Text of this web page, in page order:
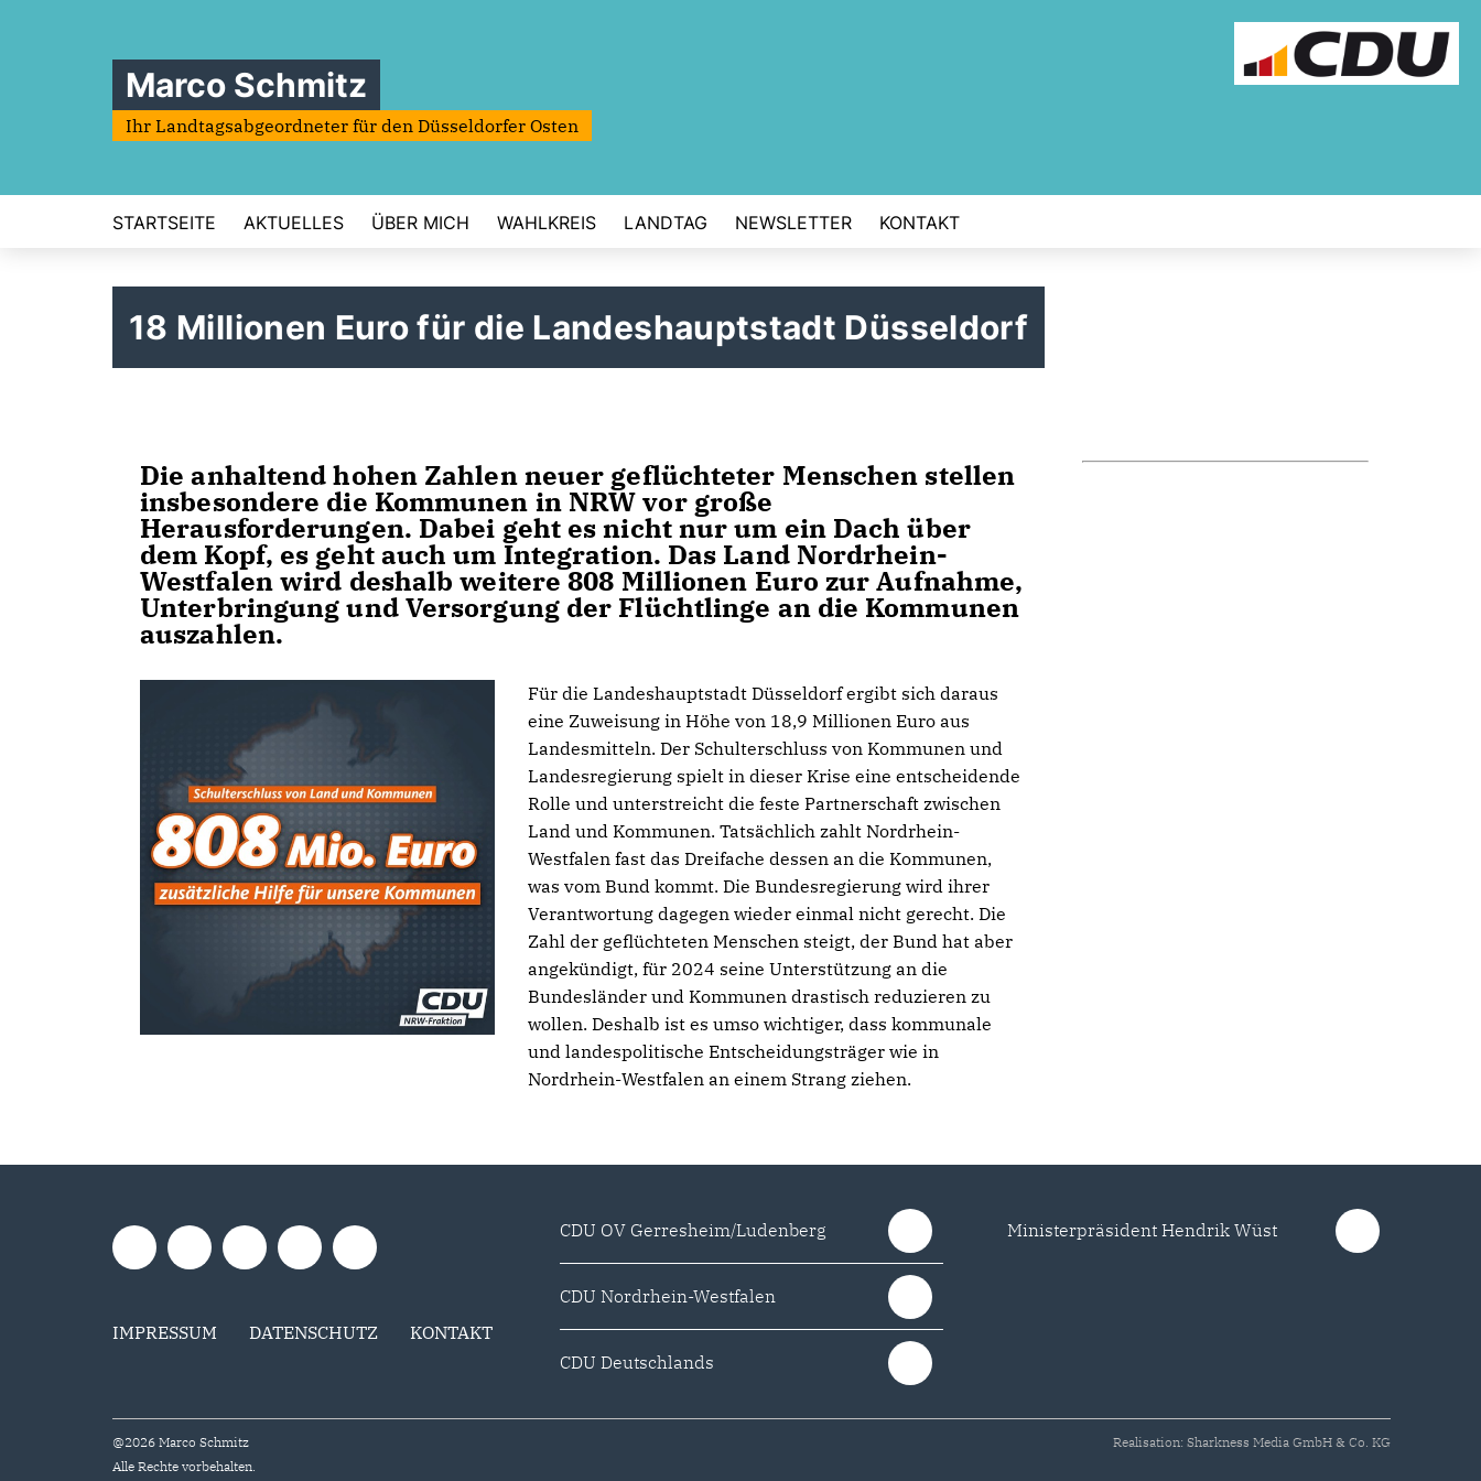
Marco Schmitz
Ihr Landtagsabgeordneter für den Düsseldorfer Osten
STARTSEITE AKTUELLES ÜBER MICH WAHLKREIS LANDTAG NEWSLETTER KONTAKT
18 Millionen Euro für die Landeshauptstadt Düsseldorf
Die anhaltend hohen Zahlen neuer geflüchteter Menschen stellen
insbesondere die Kommunen in NRW vor große
Herausforderungen. Dabei geht es nicht nur um ein Dach über
dem Kopf, es geht auch um Integration. Das Land Nordrhein-
Westfalen wird deshalb weitere 808 Millionen Euro zur Aufnahme,
Unterbringung und Versorgung der Flüchtlinge an die Kommunen
auszahlen.
Für die Landeshauptstadt Düsseldorf ergibt sich daraus
eine Zuweisung in Höhe von 18,9 Millionen Euro aus
Landesmitteln. Der Schulterschluss von Kommunen und
Landesregierung spielt in dieser Krise eine entscheidende
Rolle und unterstreicht die feste Partnerschaft zwischen
Land und Kommunen. Tatsächlich zahlt Nordrhein-
Westfalen fast das Dreifache dessen an die Kommunen,
was vom Bund kommt. Die Bundesregierung wird ihrer
Verantwortung dagegen wieder einmal nicht gerecht. Die
Zahl der geflüchteten Menschen steigt, der Bund hat aber
angekündigt, für 2024 seine Unterstützung an die
Bundesländer und Kommunen drastisch reduzieren zu
wollen. Deshalb ist es umso wichtiger, dass kommunale
und landespolitische Entscheidungsträger wie in
Nordrhein-Westfalen an einem Strang ziehen.
IMPRESSUM DATENSCHUTZ KONTAKT
CDU OV Gerresheim/Ludenberg
CDU Nordrhein-Westfalen
CDU Deutschlands
Ministerpräsident Hendrik Wüst
@2026 Marco Schmitz
Alle Rechte vorbehalten.
Realisation: Sharkness Media GmbH & Co. KG